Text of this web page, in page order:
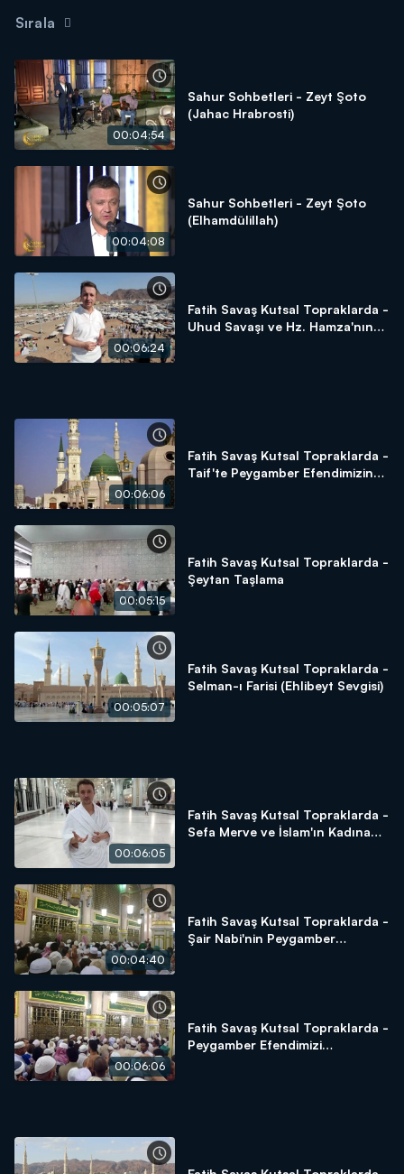
Sırala
00:04:54
Sahur Sohbetleri - Zeyt Şoto
(Jahac Hrabrosti)
00:04:08
Sahur Sohbetleri - Zeyt Şoto
(Elhamdülillah)
00:06:24
Fatih Savaş Kutsal Topraklarda -
Uhud Savaşı ve Hz. Hamza'nın
00:06:06
Fatih Savaş Kutsal Topraklarda -
Taif'te Peygamber Efendimizin
00:05:15
Fatih Savaş Kutsal Topraklarda -
Şeytan Taşlama
00:05:07
Fatih Savaş Kutsal Topraklarda -
Selman-ı Farisi (Ehlibeyt Sevgisi)
00:06:05
Fatih Savaş Kutsal Topraklarda -
Sefa Merve ve İslam'ın Kadına
00:04:40
Fatih Savaş Kutsal Topraklarda -
Şair Nabi'nin Peygamber
00:06:06
Fatih Savaş Kutsal Topraklarda -
Peygamber Efendimizi